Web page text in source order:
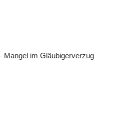
Mangel im Gläubigerverzug